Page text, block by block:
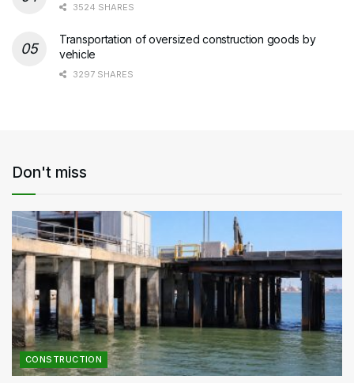
3524 SHARES
Transportation of oversized construction goods by
vehicle
3297 SHARES
Don't miss
CONSTRUCTION